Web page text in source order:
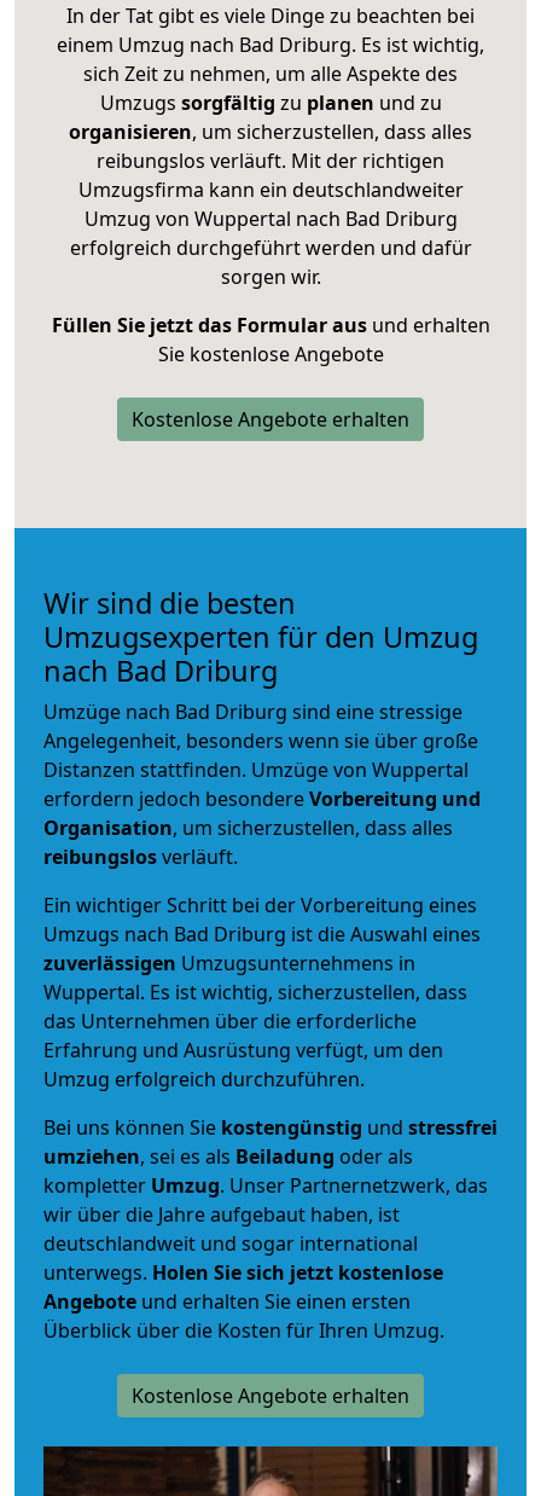
In der Tat gibt es viele Dinge zu beachten bei
einem Umzug nach Bad Driburg. Es ist wichtig,
sich Zeit zu nehmen, um alle Aspekte des
Umzugs sorgfältig zu planen und zu
organisieren, um sicherzustellen, dass alles
reibungslos verläuft. Mit der richtigen
Umzugsfirma kann ein deutschlandweiter
Umzug von Wuppertal nach Bad Driburg
erfolgreich durchgeführt werden und dafür
sorgen wir.
Füllen Sie jetzt das Formular ausund erhalten
Sie kostenlose Angebote
Kostenlose Angebote erhalten
Wir sind die besten
Umzugsexperten für den Umzug
nach Bad Driburg
Umzüge nach Bad Driburg sind eine stressige
Angelegenheit, besonders wenn sie über große
Distanzen stattfinden. Umzüge von Wuppertal
erfordern jedoch besondereVorbereitung und
Organisation, um sicherzustellen, dass alles
reibungslosverläuft.
Ein wichtiger Schritt bei der Vorbereitung eines
Umzugs nach Bad Driburg ist die Auswahl eines
zuverlässigen Umzugsunternehmens in
Wuppertal. Es ist wichtig, sicherzustellen, dass
das Unternehmen über die erforderliche
Erfahrung und Ausrüstung verfügt, um den
Umzug erfolgreich durchzuführen.
Bei uns können Sie kostengünstig und stressfrei
umziehen, sei es als Beiladung oder als
kompletter Umzug. Unser Partnernetzwerk, das
wir über die Jahre aufgebaut haben, ist
deutschlandweit und sogar international
unterwegs. Holen Sie sich jetzt kostenlose
Angebote und erhalten Sie einen ersten
Überblick über die Kosten für Ihren Umzug.
Kostenlose Angebote erhalten